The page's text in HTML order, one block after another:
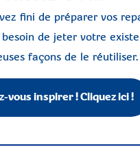
fini de préparer vos
besoin de jeter votre
façons de le réutiliser.
vous inspirer ! Cliquez ici !